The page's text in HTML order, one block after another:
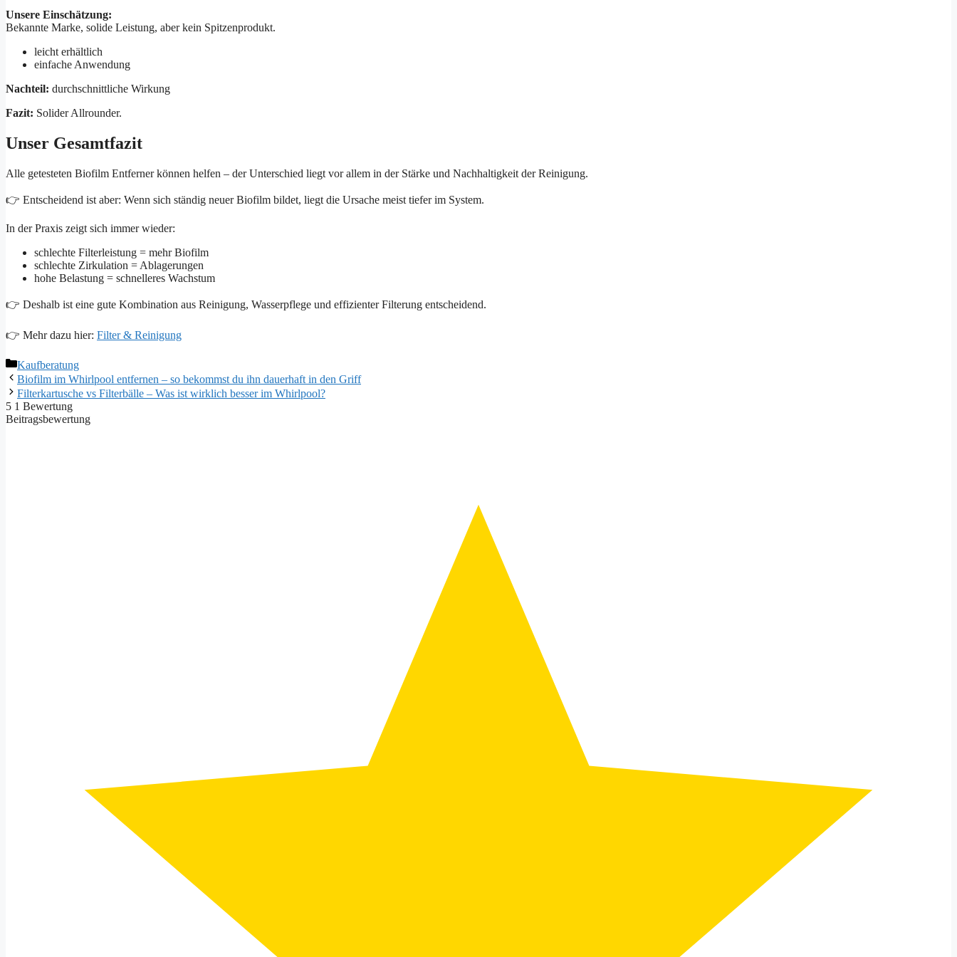
Unsere Einschätzung:
Bekannte Marke, solide Leistung, aber kein Spitzenprodukt.
leicht erhältlich
einfache Anwendung
Nachteil: durchschnittliche Wirkung
Fazit: Solider Allrounder.
Unser Gesamtfazit
Alle getesteten Biofilm Entferner können helfen – der Unterschied liegt vor allem in der Stärke und Nachhaltigkeit der Reinigung.
👉 Entscheidend ist aber: Wenn sich ständig neuer Biofilm bildet, liegt die Ursache meist tiefer im System.
In der Praxis zeigt sich immer wieder:
schlechte Filterleistung = mehr Biofilm
schlechte Zirkulation = Ablagerungen
hohe Belastung = schnelleres Wachstum
👉 Deshalb ist eine gute Kombination aus Reinigung, Wasserpflege und effizienter Filterung entscheidend.
👉 Mehr dazu hier: Filter & Reinigung
Kategorien
Kaufberatung
Biofilm im Whirlpool entfernen – so bekommst du ihn dauerhaft in den Griff
Filterkartusche vs Filterbälle – Was ist wirklich besser im Whirlpool?
5 1 Bewertung
Beitragsbewertung